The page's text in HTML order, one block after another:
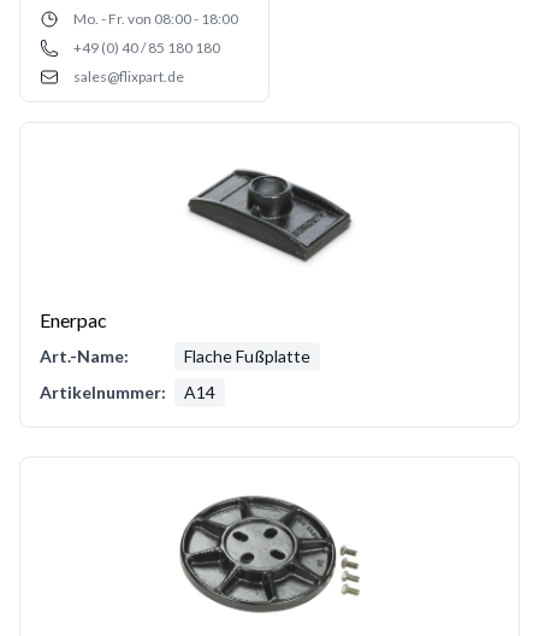
Opening hours
Mo. - Fr. von 08:00 - 18:00
Phone number
+49 (0) 40 / 85 180 180
Emailsales@flixpart.de
Enerpac
Art.-Name:
Flache Fußplatte
Artikelnummer:
A14